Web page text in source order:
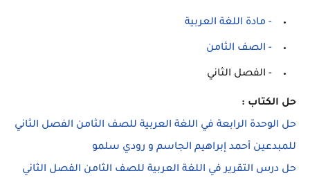
- مادة اللغة العربية
- الصف الثامن
- الفصل الثاني
حل الكتاب :
حل الوحدة الرابعة في اللغة العربية للصف الثامن الفصل الثاني
للمبدعين أحمد إبراهيم الجاسم و رودي سلمو
حل درس التقرير في اللغة العربية للصف الثامن الفصل الثاني